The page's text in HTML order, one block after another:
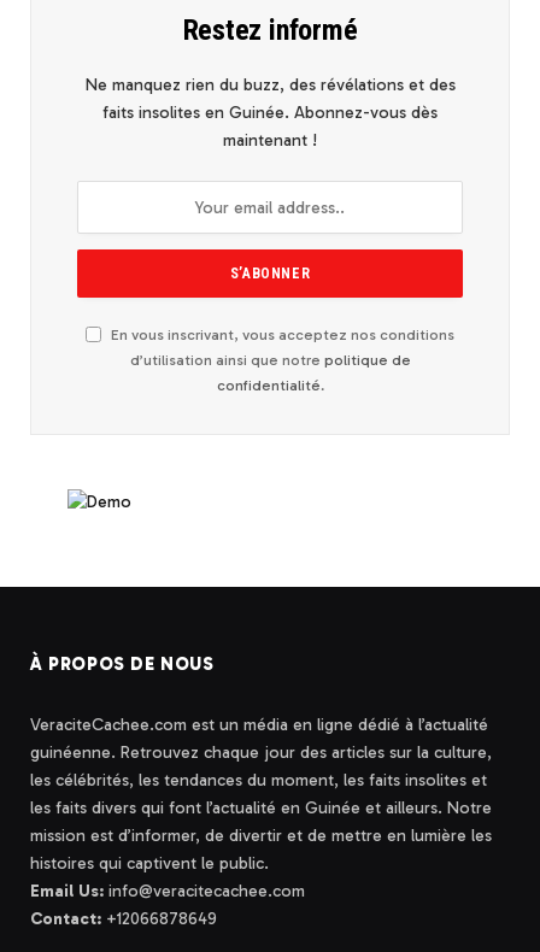
Restez informé
Ne manquez rien du buzz, des révélations et des
faits insolites en Guinée. Abonnez-vous dès
maintenant !
En vous inscrivant, vous acceptez nos conditions
d’utilisation ainsi que notre politique de
confidentialité.
À PROPOS DE NOUS
VeraciteCachee.com est un média en ligne dédié à l’actualité
guinéenne. Retrouvez chaque jour des articles sur la culture,
les célébrités, les tendances du moment, les faits insolites et
les faits divers qui font l’actualité en Guinée et ailleurs. Notre
mission est d’informer, de divertir et de mettre en lumière les
histoires qui captivent le public.
Email Us: info@veracitecachee.com
Contact: +12066878649